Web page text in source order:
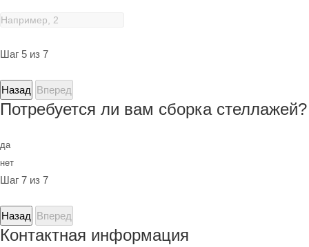
Шаг 5 из 7
Назад Вперед
Потребуется ли вам сборка стеллажей?
да
нет
Шаг 7 из 7
Назад Вперед
Контактная информация